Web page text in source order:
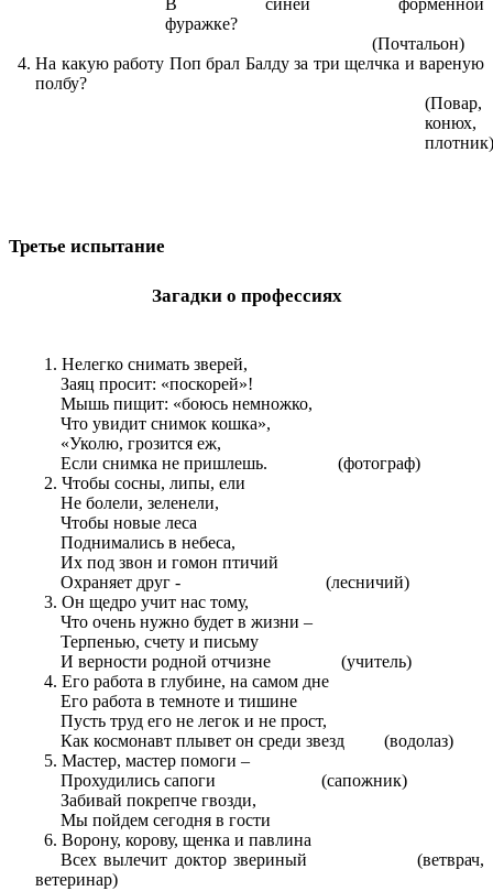
В синей форменной
фуражке?
(Почтальон)
На какую работу Поп брал Балду за три щелчка и вареную
полбу?
(Повар,
конюх,
плотник)
Третье испытание
Загадки о профессиях
Нелегко снимать зверей,
Заяц просит: «поскорей»!
Мышь пищит: «боюсь немножко,
Что увидит снимок кошка»,
«Уколю, грозится еж,
Если снимка не пришлешь. (фотограф)
Чтобы сосны, липы, ели
Не болели, зеленели,
Чтобы новые леса
Поднимались в небеса,
Их под звон и гомон птичий
Охраняет друг - (лесничий)
Он щедро учит нас тому,
Что очень нужно будет в жизни –
Терпенью, счету и письму
И верности родной отчизне (учитель)
Его работа в глубине, на самом дне
Его работа в темноте и тишине
Пусть труд его не легок и не прост,
Как космонавт плывет он среди звезд (водолаз)
Мастер, мастер помоги –
Прохудились сапоги (сапожник)
Забивай покрепче гвозди,
Мы пойдем сегодня в гости
Ворону, корову, щенка и павлина
Всех вылечит доктор звериный (ветврач,
ветеринар)